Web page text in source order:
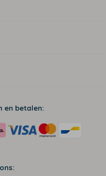
en betalen: